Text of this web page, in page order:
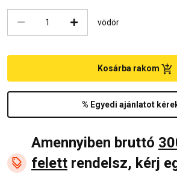
vödör
% Egyedi ajánlatot
Kosárba rakom
Amennyiben bruttó
felett rendelsz, kérj